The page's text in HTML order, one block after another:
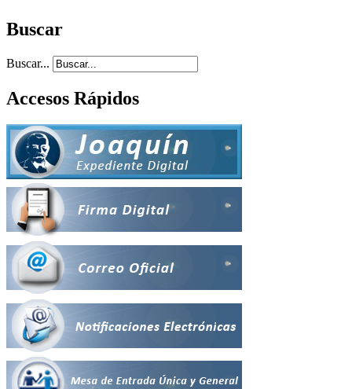
Buscar
Buscar...
Accesos Rápidos